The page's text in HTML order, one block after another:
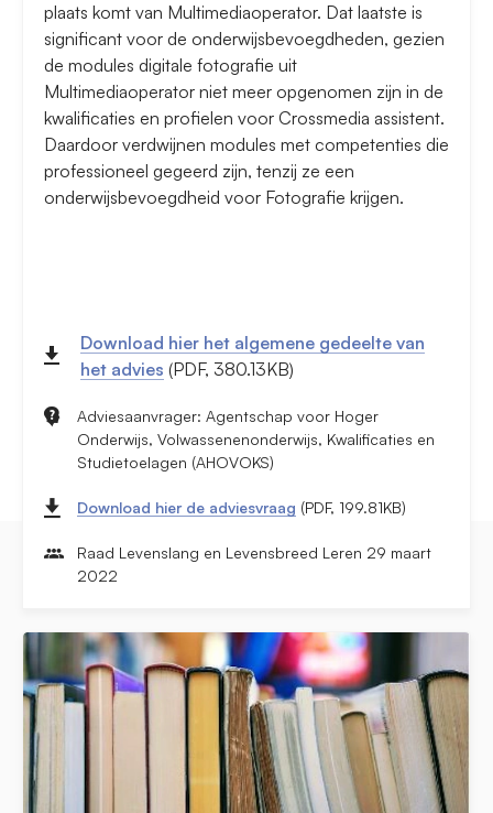
plaats komt van Multimediaoperator. Dat laatste is
significant voor de onderwijsbevoegdheden, gezien
de modules digitale fotografie uit
Multimediaoperator niet meer opgenomen zijn in de
kwalificaties en profielen voor Crossmedia assistent.
Daardoor verdwijnen modules met competenties die
professioneel gegeerd zijn, tenzij ze een
onderwijsbevoegdheid voor Fotografie krijgen.
Download hier het algemene gedeelte van
het advies (PDF, 380.13KB)
Adviesaanvrager: Agentschap voor Hoger
Onderwijs, Volwassenenonderwijs, Kwalificaties en
Studietoelagen (AHOVOKS)
Download hier de adviesvraag (PDF, 199.81KB)
Raad Levenslang en Levensbreed Leren 29 maart
2022